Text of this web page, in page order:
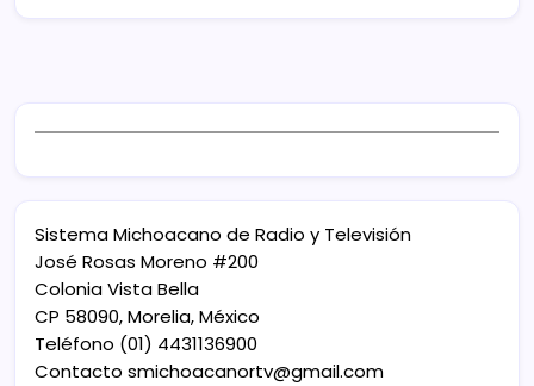
Sistema Michoacano de Radio y Televisión
José Rosas Moreno #200
Colonia Vista Bella
CP 58090, Morelia, México
Teléfono (01) 4431136900
Contacto smichoacanortv@gmail.com